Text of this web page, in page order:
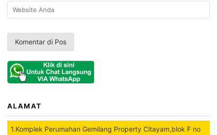
ALAMAT
1.Komplek Perumahan Gemilang Property Citayam,blok F no